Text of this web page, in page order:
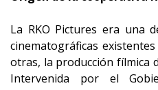
La RKO Pictures era una
cinematográficas
otras, la producción fílmica
Intervenida por el